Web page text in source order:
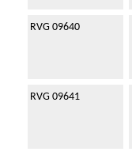
RVG 09640
RVG 09641